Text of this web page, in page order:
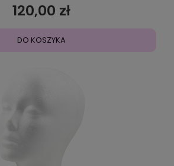
120,00 zł
DO KOSZYKA